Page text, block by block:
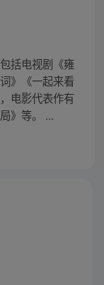
括电视剧《雍
》《一起来看
电影代表作有
》等。 ...